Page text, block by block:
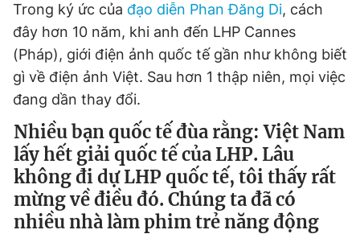
Trong ký ức của đạo diễn Phan Đăng Di, cách
đây hơn 10 năm, khi anh đến LHP Cannes
(Pháp), giới điện ảnh quốc tế gần như không biết
gì về điện ảnh Việt. Sau hơn 1 thập niên, mọi việc
đang dần thay đổi.
Nhiều bạn quốc tế đùa rằng: Việt Nam
lấy hết giải quốc tế của LHP. Lâu
không đi dự LHP quốc tế, tôi thấy rất
mừng về điều đó. Chúng ta đã có
nhiều nhà làm phim trẻ năng động